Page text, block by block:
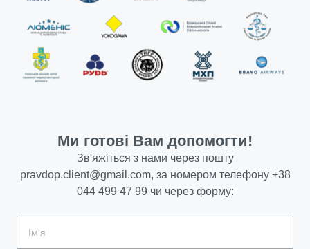
Ми готові Вам допомогти!
Зв'яжіться з нами через пошту
pravdop.client@gmail.com, за номером телефону +38
044 499 47 99 чи через форму: